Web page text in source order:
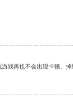
戏再也不会出现卡顿、